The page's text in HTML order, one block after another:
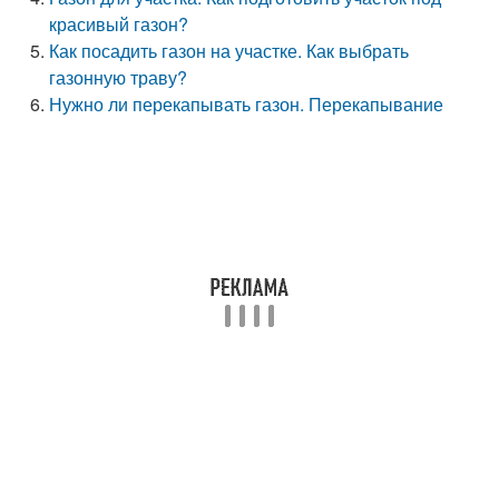
красивый газон?
Как посадить газон на участке. Как выбрать
газонную траву?
Нужно ли перекапывать газон. Перекапывание